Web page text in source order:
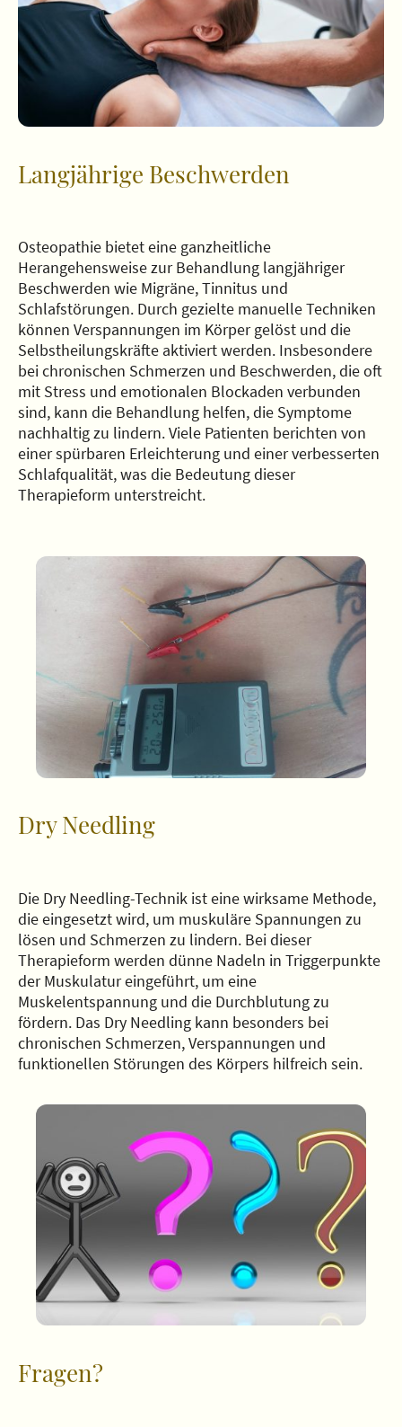
Langjährige Beschwerden
Osteopathie bietet eine ganzheitliche
Herangehensweise zur Behandlung langjähriger
Beschwerden wie Migräne, Tinnitus und
Schlafstörungen. Durch gezielte manuelle Techniken
können Verspannungen im Körper gelöst und die
Selbstheilungskräfte aktiviert werden. Insbesondere
bei chronischen Schmerzen und Beschwerden, die oft
mit Stress und emotionalen Blockaden verbunden
sind, kann die Behandlung helfen, die Symptome
nachhaltig zu lindern. Viele Patienten berichten von
einer spürbaren Erleichterung und einer verbesserten
Schlafqualität, was die Bedeutung dieser
Therapieform unterstreicht.
Dry Needling
Die Dry Needling-Technik ist eine wirksame Methode,
die eingesetzt wird, um muskuläre Spannungen zu
lösen und Schmerzen zu lindern. Bei dieser
Therapieform werden dünne Nadeln in Triggerpunkte
der Muskulatur eingeführt, um eine
Muskelentspannung und die Durchblutung zu
fördern. Das Dry Needling kann besonders bei
chronischen Schmerzen, Verspannungen und
funktionellen Störungen des Körpers hilfreich sein.
Fragen?